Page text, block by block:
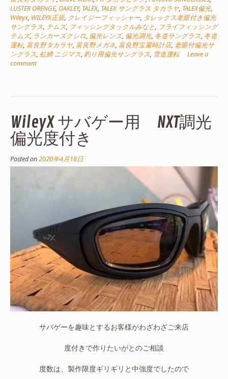
LUSTER ORENGE, OAKLEY, TALEX, TALEX サングラス タカラヤ, TALEX偏光,
Wileyx, WILEYX正規, クレイジーフィッシャー, タレックス老眼付き偏光
サングラス, テムズ, フィッシングタックルみなと, フライフィッシング
テムズ, ランカーズクシロ, 偏光レンズ, 偏光調光, 冬道サングラス, 冬道
運転, 富良野タカラヤ, 富良野メガネ, 富良野宝屋時計店, 老眼付偏光サ
ングラス, 虹鱒 ニジマス, 釣り用偏光サングラス, 雪道運転
Leave a
comment
WileyX サバゲー用 NXT調光
偏光度付き
Posted on2020年4月18日
サバゲーを趣味とするお客様がわざわざご来店
度付きで作りたいがとのご相談
度数は、製作限度ギリギリと中強度でしたので